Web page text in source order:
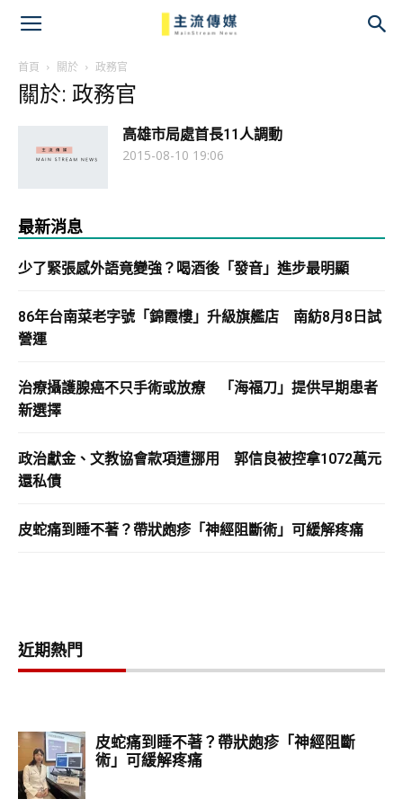
首頁 關於 政務官
關於: 政務官
高雄市局處首長11人調動
2015-08-10 19:06
最新消息
少了緊張感外語竟變強？喝酒後「發音」進步最明顯
86年台南菜老字號「錦霞樓」升級旗艦店 南紡8月8日試
營運
治療攝護腺癌不只手術或放療 「海福刀」提供早期患者
新選擇
政治獻金、文教協會款項遭挪用 郭信良被控拿1072萬元
還私債
皮蛇痛到睡不著？帶狀皰疹「神經阻斷術」可緩解疼痛
近期熱門